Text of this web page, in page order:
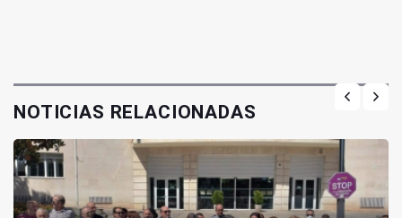
NOTICIAS RELACIONADAS